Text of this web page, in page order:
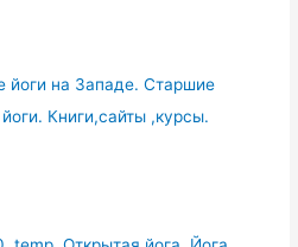
йоги на Западе. Старшие
Книги,сайты ,курсы.